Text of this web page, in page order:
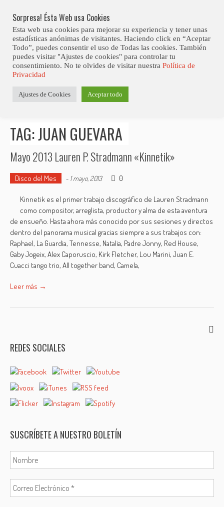
content
Club Contest.
Posts tagged "Juan Guevara"
TAG: JUAN GUEVARA
Mayo 2013 Lauren P. Stradmann «Kinnetik»
Disco del Mes - 1 mayo, 2013 0
Kinnetik es el primer trabajo discográfico de Lauren Stradmann
como compositor, arreglista, productor y alma de esta aventura
de ensueño. Hasta ahora más conocido por sus sesiones y directos
dentro del panorama musical gracias siempre a sus trabajos con:
Raphael, La Guardia, Tennesse, Natalia, Padre Jonny, Red House,
Gaby Jogeix, Alex Caporuscio, Kirk Fletcher, Lou Marini, Juan E.
Cuacci tango trio, All together band, Camela,
Leer más →
REDES SOCIALES
SUSCRÍBETE A NUESTRO BOLETÍN
Sorpresa! Ésta Web usa Cookies
Esta web usa cookies para mejorar su experiencia y tener unas
estadísticas anónimas de visitantes. Haciendo click en “Aceptar
Todo”, puedes consentir el uso de Todas las cookies. También
puedes visitar "Ajustes de cookies" para controlar tu
consentimiento. No te olvides de visitar nuestra Política de
Privacidad
Ajustes de Cookies Aceptar todo